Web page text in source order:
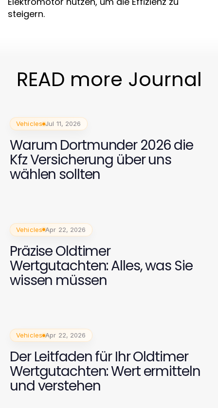
steigern.
READ more Journal
Vehicles Jul 11, 2026
Warum Dortmunder 2026 die
Kfz Versicherung über uns
wählen sollten
Vehicles Apr 22, 2026
Präzise Oldtimer
Wertgutachten: Alles, was Sie
wissen müssen
Vehicles Apr 22, 2026
Der Leitfaden für Ihr Oldtimer
Wertgutachten: Wert ermitteln
und verstehen